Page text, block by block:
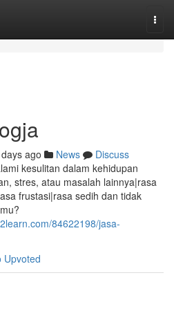
ago News
Discuss
kesulitan dalam kehidupan
stres, atau masalah lainnya|rasa
frustasi|rasa sedih dan tidak
84622198/jasa-
Upvoted